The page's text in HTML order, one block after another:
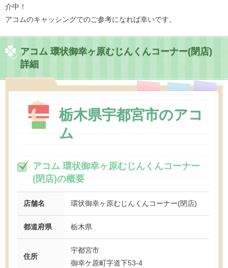
介中！
アコムのキャッシングでのご参考になれば幸いです。
アコム 環状御幸ヶ原むじんくんコーナー(閉店)
詳細
栃木県宇都宮市のアコ
ム
アコム 環状御幸ヶ原むじんくんコーナー
(閉店)の概要
店舗名 環状御幸ヶ原むじんくんコーナー(閉店)
都道府県 栃木県
住所
宇都宮市
御幸ケ原町字道下53-4